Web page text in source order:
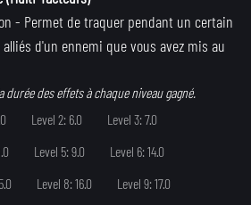
- Permet de traquer pendant un certain
d'un ennemi que vous avez mis au
durée des effets à chaque niveau gagné.
Level 2: 6.0
Level 3: 7.0
Level 5: 9.0
Level 6: 14.0
Level 8: 16.0
Level 9: 17.0